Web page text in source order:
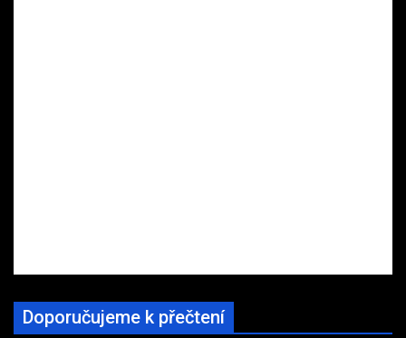
Doporučujeme k přečtení